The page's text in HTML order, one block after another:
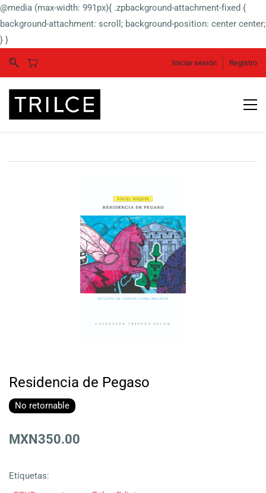
@media (max-width: 991px){ .zpbackground-attachment-fixed {
background-attachment: scroll; background-position: center center;
} }
Iniciar sesión Registro
Residencia de Pegaso
No retornable
MXN350.00
Etiquetas: